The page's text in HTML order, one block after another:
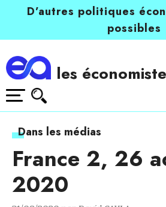
D’autres politiques
possibles
les
Dans les médias
France 2, 26
2020